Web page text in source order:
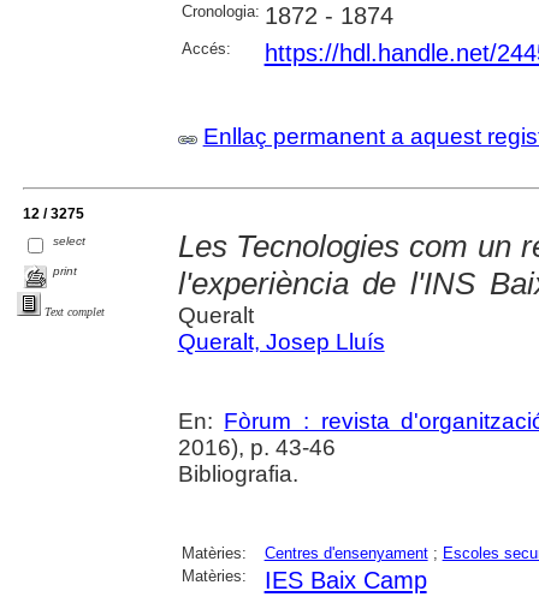
Cronologia: 1872 - 1874
Accés: https://hdl.handle.net/
Enllaç permanent a aquest
12 / 3275
select
print
Text complet
Les Tecnologies com un
l'experiència de l'INS
Queralt
Queralt, Josep Lluís
En: Fòrum : revista
2016), p. 43-46
Bibliografia.
Matèries: Centres d'ensenyament; Escoles
Matèries:
IES Baix Camp